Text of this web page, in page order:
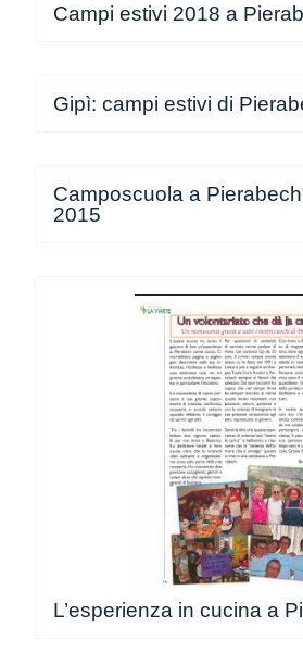
Campi estivi 2018 a
Gipì: campi estivi di
Camposcuola a
2015
L’esperienza in cucina a